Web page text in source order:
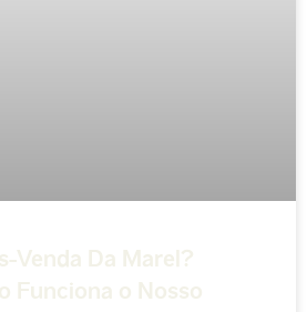
Venda Da Marel?
Funciona o Nosso